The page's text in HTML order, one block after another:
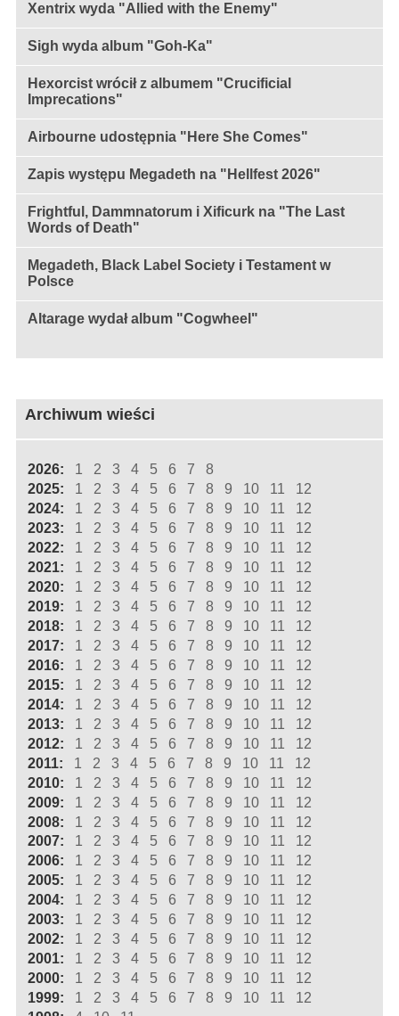
Xentrix wyda "Allied with the Enemy"
Sigh wyda album "Goh-Ka"
Hexorcist wrócił z albumem "Crucificial
Imprecations"
Airbourne udostępnia "Here She Comes"
Zapis występu Megadeth na "Hellfest 2026"
Frightful, Dammnatorum i Xificurk na "The Last
Words of Death"
Megadeth, Black Label Society i Testament w
Polsce
Altarage wydał album "Cogwheel"
Archiwum wieści
2026: 1 2 3 4 5 6 7
8
2025:
1 2 3 4 5 6 7 8 9 10 11
12
2024:
1 2 3 4 5 6 7 8 9 10 11
12
2023:
1 2 3 4 5 6 7 8 9 10 11
12
2022:
1 2 3 4 5 6 7 8 9 10 11
12
2021:
1 2 3 4 5 6 7 8 9 10 11
12
2020:
1 2 3 4 5 6 7 8 9 10 11
12
2019:
1 2 3 4 5 6 7 8 9 10 11
12
2018:
1 2 3 4 5 6 7 8 9 10 11
12
2017:
1 2 3 4 5 6 7 8 9 10 11
12
2016:
1 2 3 4 5 6 7 8 9 10 11
12
2015:
1 2 3 4 5 6 7 8 9 10 11
12
2014:
1 2 3 4 5 6 7 8 9 10 11
12
2013:
1 2 3 4 5 6 7 8 9 10 11
12
2012:
1 2 3 4 5 6 7 8 9 10 11
12
2011:
1 2 3 4 5 6 7 8 9 10 11
12
2010:
1 2 3 4 5 6 7 8 9 10 11
12
2009:
1 2 3 4 5 6 7 8 9 10 11
12
2008:
1 2 3 4 5 6 7 8 9 10 11
12
2007:
1 2 3 4 5 6 7 8 9 10 11
12
2006:
1 2 3 4 5 6 7 8 9 10 11
12
2005:
1 2 3 4 5 6 7 8 9 10 11
12
2004:
1 2 3 4 5 6 7 8 9 10 11
12
2003:
1 2 3 4 5 6 7 8 9 10 11
12
2002:
1 2 3 4 5 6 7 8 9 10 11
12
2001:
1 2 3 4 5 6 7 8 9 10 11
12
2000:
1 2 3 4 5 6 7 8 9 10 11
12
1999:
1 2 3 4 5 6 7 8 9 10 11
12